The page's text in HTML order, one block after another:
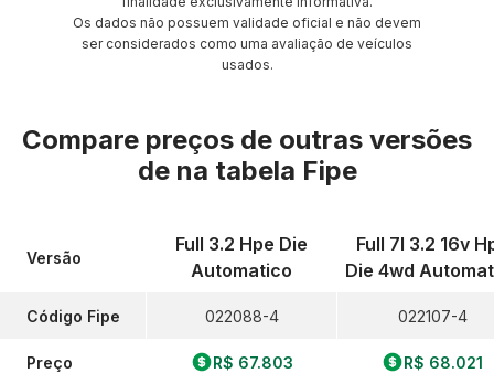
Os dados não possuem validade oficial e não devem
ser considerados como uma avaliação de veículos
usados.
Compare preços de outras versões
de na tabela Fipe
Versão
Código Fipe
Preço
Full 3.2 Hpe Die
Automatico
022088-4
R$ 67.803
Full 7l 3.2 16v
Die 4wd
022107-4
R$ 68.021